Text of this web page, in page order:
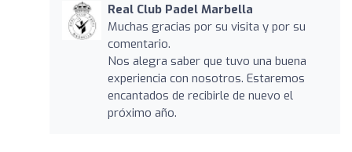
Real Club Padel Marbella
Muchas gracias por su visita y por su
comentario.
Nos alegra saber que tuvo una buena
experiencia con nosotros. Estaremos
encantados de recibirle de nuevo el
próximo año.